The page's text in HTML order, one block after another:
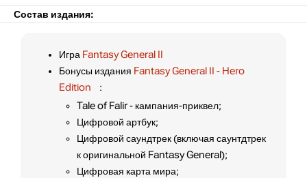
Состав издания:
Игра Fantasy General II
Бонусы издания Fantasy General II - Hero
Edition
:
Tale of Falir - кампания-приквел;
Цифровой артбук;
Цифровой саундтрек (включая саунтдтрек
к оригинальной Fantasy General);
Цифровая карта мира;